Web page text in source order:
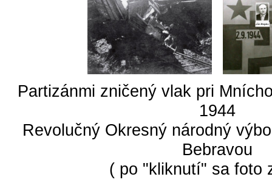
Partizánmi zničený vlak pri
1944
Revolučný Okresný národný
Bebravou
( po "kliknutí" sa foto